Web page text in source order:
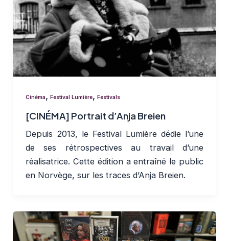
Cinéma, Festival Lumière, Festivals
[CINÉMA] Portrait d’Anja Breien
Depuis 2013, le Festival Lumière dédie l’une
de ses rétrospectives au travail d’une
réalisatrice. Cette édition a entraîné le public
en Norvège, sur les traces d’Anja Breien.